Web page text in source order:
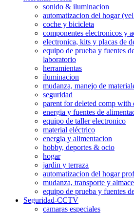
sonido & iluminacion
automatizacion del hogar
coche y bicicleta
componentes electronicos y
electronica, kits y placas de
equipo de prueba y fuentes
laboratorio
herramientas
iluminacion
mudanza, manejo de
seguridad
parent for deleted comp with
energia y fuentes de
equipo de taller electronico
material eléctrico
energia y alimentacion
hobby, deportes & ocio
hogar
jardin y terraza
automatizacion del hogar
mudanza, transporte y
equipo de prueba y fuentes
Seguridad-CCTV
camaras especiales